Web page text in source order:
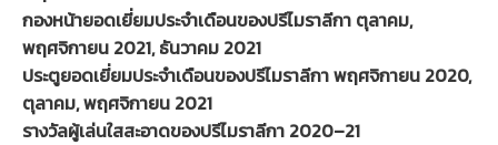
กองหน้ายอดเยี่ยมประจำเดือนของปรีไมราลีกา ตุลาคม,
พฤศจิกายน 2021, ธันวาคม 2021
ประตูยอดเยี่ยมประจำเดือนของปรีไมราลีกา พฤศจิกายน 2020,
ตุลาคม, พฤศจิกายน 2021
รางวัลผู้เล่นใสสะอาดของปรีไมราลีกา 2020–21